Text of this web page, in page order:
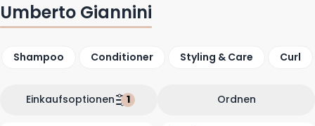
Haarfarbe
Bräunungsprodukte
Augenpflege
Lippen
Zubehör
Bartpflege
Schneidzubehör
Haarfarbe
Dauernwelle
Umberto Giannini
Shampoo Conditioner Styling & Care Curl
Ordnen
Einkaufsoptionen